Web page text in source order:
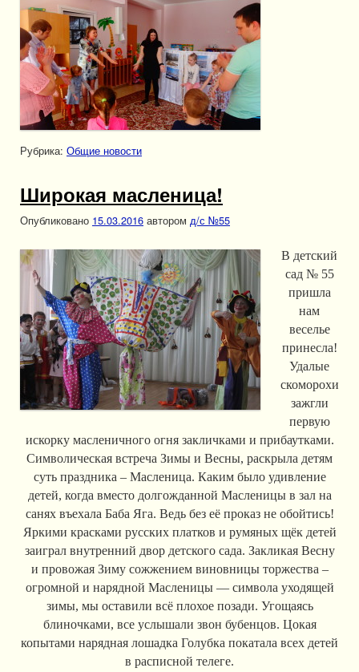
Рубрика: Общие новости
Широкая масленица!
Опубликовано 15.03.2016 автором д/с №55
В детский
сад № 55
пришла
нам
веселье
принесла!
Удалые
скоморохи
зажгли
первую
искорку масленичного огня закличками и прибаутками.
Символическая встреча Зимы и Весны, раскрыла детям
суть праздника – Масленица. Каким было удивление
детей, когда вместо долгожданной Масленицы в зал на
санях въехала Баба Яга. Ведь без её проказ не обойтись!
Яркими красками русских платков и румяных щёк детей
заиграл внутренний двор детского сада. Закликая Весну
и провожая Зиму сожжением виновницы торжества –
огромной и нарядной Масленицы — символа уходящей
зимы, мы оставили всё плохое позади. Угощаясь
блиночками, все услышали звон бубенцов. Цокая
копытами нарядная лошадка Голубка покатала всех детей
в расписной телеге.